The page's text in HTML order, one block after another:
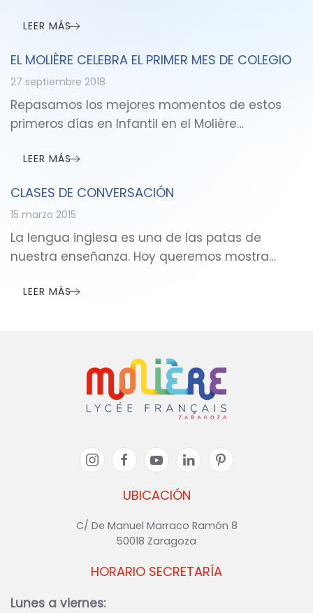
LEER MÁS
EL MOLIÈRE CELEBRA EL PRIMER MES DE COLEGIO
27 septiembre 2018
Repasamos los mejores momentos de estos
primeros días en Infantil en el Molière…
LEER MÁS
CLASES DE CONVERSACIÓN
15 marzo 2015
La lengua inglesa es una de las patas de
nuestra enseñanza. Hoy queremos mostra…
LEER MÁS
UBICACIÓN
C/ De Manuel Marraco Ramón 8
50018 Zaragoza
HORARIO SECRETARÍA
Lunes a viernes: